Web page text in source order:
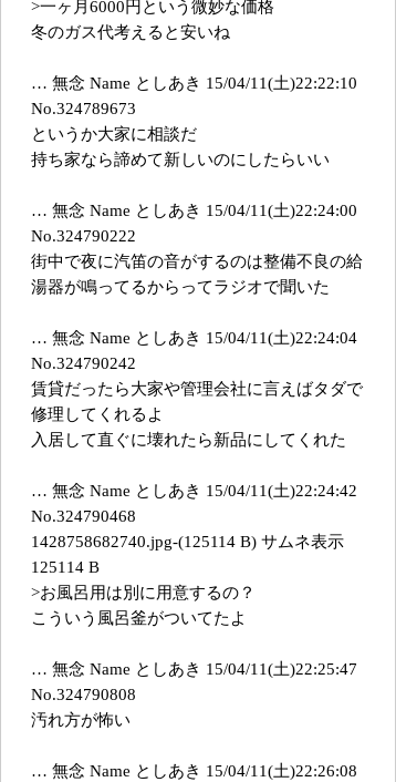
>一ヶ月6000円という微妙な価格
冬のガス代考えると安いね
… 無念 Name としあき 15/04/11(土)22:22:10
No.324789673
というか大家に相談だ
持ち家なら諦めて新しいのにしたらいい
… 無念 Name としあき 15/04/11(土)22:24:00
No.324790222
街中で夜に汽笛の音がするのは整備不良の給
湯器が鳴ってるからってラジオで聞いた
… 無念 Name としあき 15/04/11(土)22:24:04
No.324790242
賃貸だったら大家や管理会社に言えばタダで
修理してくれるよ
入居して直ぐに壊れたら新品にしてくれた
… 無念 Name としあき 15/04/11(土)22:24:42
No.324790468
1428758682740.jpg-(125114 B) サムネ表示
125114 B
>お風呂用は別に用意するの？
こういう風呂釜がついてたよ
… 無念 Name としあき 15/04/11(土)22:25:47
No.324790808
汚れ方が怖い
… 無念 Name としあき 15/04/11(土)22:26:08